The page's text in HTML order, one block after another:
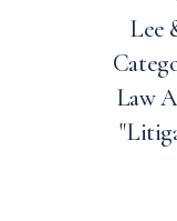
Lee
Law